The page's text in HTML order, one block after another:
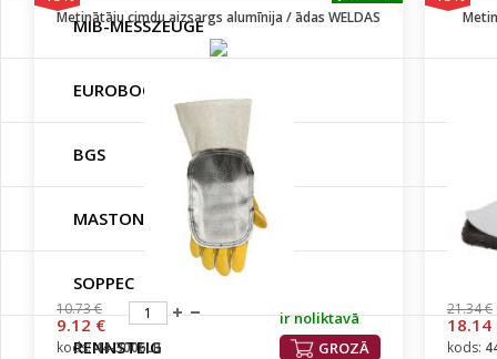
MIB-MESSZEUGE
EUROBOOR
BGS
MASTON
SOPPEC
RENNSTEIG
Metinātāju cimdu aizsargs alumīnija / ādas WELDAS
10.73 €
9.12 €
ir noliktavā
GROZĀ
kods:44-3006LB
21.34 €
18.14
kods: